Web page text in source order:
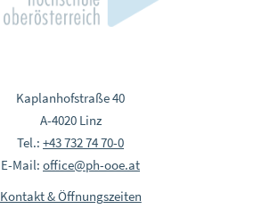
Kaplanhofstraße 40
A-4020 Linz
Tel.: +43 732 74 70-0
E-Mail: office@ph-ooe.at
Kontakt & Öffnungszeiten